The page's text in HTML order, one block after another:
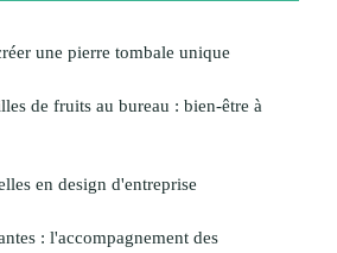
une pierre tombale unique
de fruits au bureau : bien-être à
en design d'entreprise
: l'accompagnement des